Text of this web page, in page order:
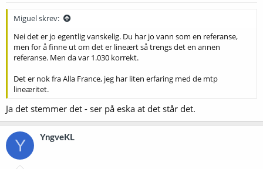
Miguel skrev:
Nei det er jo egentlig vanskelig. Du har jo vann som en referanse,
men for å finne ut om det er lineært så trengs det en annen
referanse. Men da var 1.030 korrekt.
Det er nok fra Alla France, jeg har liten erfaring med de mtp
lineæritet.
Ja det stemmer det - ser på eska at det står det.
Y YngveKL